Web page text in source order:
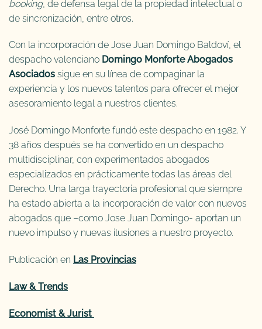
booking, de defensa legal de la propiedad intelectual o
de sincronización, entre otros.
Con la incorporación de Jose Juan Domingo Baldoví, el
despacho valenciano Domingo Monforte Abogados
Asociados sigue en su línea de compaginar la
experiencia y los nuevos talentos para ofrecer el mejor
asesoramiento legal a nuestros clientes.
José Domingo Monforte fundó este despacho en 1982. Y
38 años después se ha convertido en un despacho
multidisciplinar, con experimentados abogados
especializados en prácticamente todas las áreas del
Derecho. Una larga trayectoria profesional que siempre
ha estado abierta a la incorporación de valor con nuevos
abogados que –como Jose Juan Domingo- aportan un
nuevo impulso y nuevas ilusiones a nuestro proyecto.
Publicación en Las Provincias
Law & Trends
Economist & Jurist